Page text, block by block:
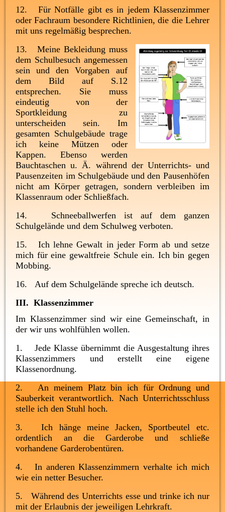
12. Für Notfälle gibt es in jedem Klassenzimmer
oder Fachraum besondere Richtlinien, die die Lehrer
mit uns regelmäßig besprechen.
13. Meine Bekleidung muss
dem Schulbesuch angemessen
sein und den Vorgaben auf
dem Bild auf S.12
entsprechen. Sie muss
eindeutig von der
Sportkleidung zu
unterscheiden sein. Im
gesamten Schulgebäude trage
ich keine Mützen oder
Kappen. Ebenso werden
Bauchtaschen u. Ä. während der Unterrichts- und
Pausenzeiten im Schulgebäude und den Pausenhöfen
nicht am Körper getragen, sondern verbleiben im
Klassenraum oder Schließfach.
14. Schneeballwerfen ist auf dem ganzen
Schulgelände und dem Schulweg verboten.
15. Ich lehne Gewalt in jeder Form ab und setze
mich für eine gewaltfreie Schule ein. Ich bin gegen
Mobbing.
16. Auf dem Schulgelände spreche ich deutsch.
III. Klassenzimmer
Im Klassenzimmer sind wir eine Gemeinschaft, in
der wir uns wohlfühlen wollen.
1. Jede Klasse übernimmt die Ausgestaltung ihres
Klassenzimmers und erstellt eine eigene
Klassenordnung.
2. An meinem Platz bin ich für Ordnung und
Sauberkeit verantwortlich. Nach Unterrichtsschluss
stelle ich den Stuhl hoch.
3. Ich hänge meine Jacken, Sportbeutel etc.
ordentlich an die Garderobe und schließe
vorhandene Garderobentüren.
4. In anderen Klassenzimmern verhalte ich mich
wie ein netter Besucher.
5. Während des Unterrichts esse und trinke ich nur
mit der Erlaubnis der jeweiligen Lehrkraft.